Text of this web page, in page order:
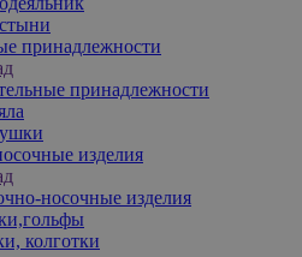
принадлежности
принадлежности
изделия
носочные изделия
колготки